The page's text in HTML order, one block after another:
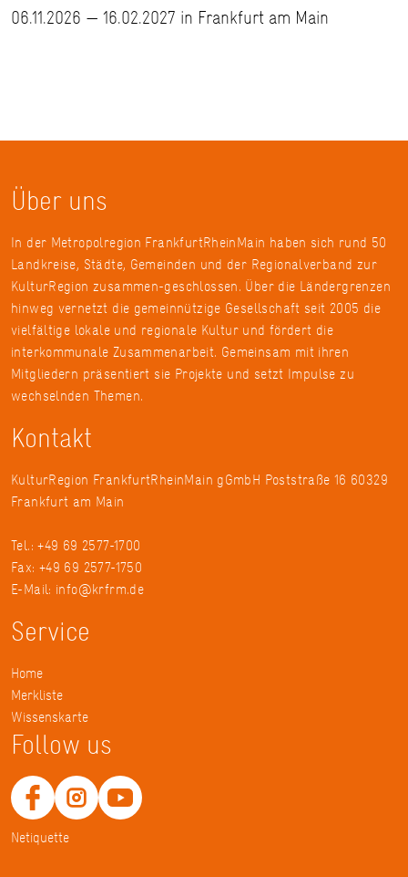
06.11.2026 — 16.02.2027 in Frankfurt am Main
Über uns
In der Metropolregion FrankfurtRheinMain haben sich rund 50
Landkreise, Städte, Gemeinden und der Regionalverband zur
KulturRegion zusammen-geschlossen. Über die Ländergrenzen
hinweg vernetzt die gemeinnützige Gesellschaft seit 2005 die
vielfältige lokale und regionale Kultur und fördert die
interkommunale Zusammenarbeit. Gemeinsam mit ihren
Mitgliedern präsentiert sie Projekte und setzt Impulse zu
wechselnden Themen.
Kontakt
KulturRegion FrankfurtRheinMain gGmbH Poststraße 16 60329
Frankfurt am Main
Tel.: +49 69 2577-1700
Fax: +49 69 2577-1750
E-Mail: info@krfrm.de
Service
Home
Merkliste
Wissenskarte
Follow us
Netiquette